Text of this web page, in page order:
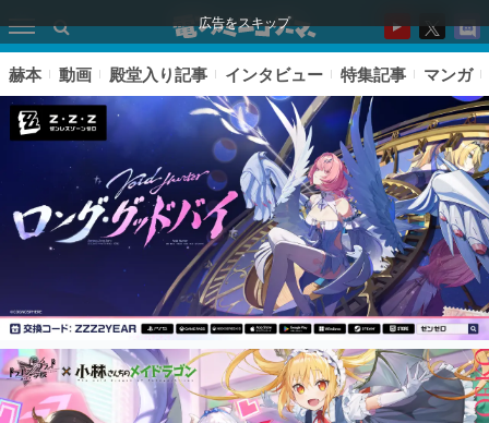
広告をスキップ
ピックアップ
赫本 動画 殿堂入り記事 インタビュー 特集記事 マンガ